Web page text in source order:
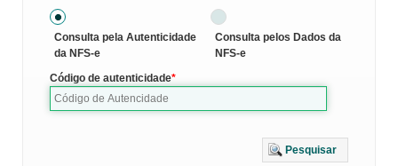
Consulta pela Autenticidade
da NFS-e
Consulta pelos Dados da
NFS-e
Código de autenticidade
Pesquisar